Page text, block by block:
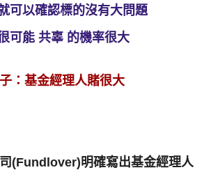
可以確認標的沒有大問題
可能 共辜 的機率很大
：基金經理人賭很大
(Fundlover)明確寫出基金經理人